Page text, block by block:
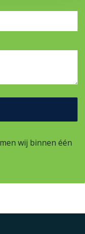
wij binnen één